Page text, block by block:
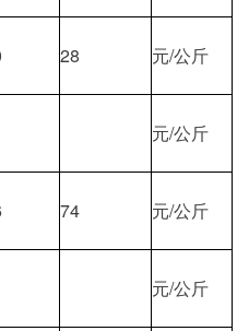
28 元/公斤
元/公斤
74 元/公斤
元/公斤